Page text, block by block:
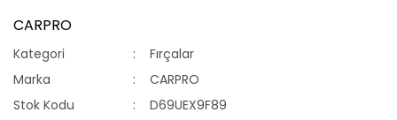
CARPRO
Kategori
Fırçalar
Marka
CARPRO
Stok Kodu
D69UEX9F89